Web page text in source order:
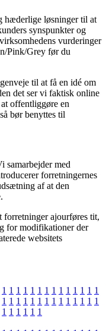
hæderlige løsninger til at
synspunkter og
vurderinger
Pink/Grey før du
til at få en idé om
det ser vi faktisk online
offentliggøre en
bør benyttes til
samarbejder med
forretningernes
af at den
ajourføres tit,
for modifikationer der
websitets
1 1 1 1 1 1 1 1 1 1 1 1 1 1
1 1 1 1 1 1 1 1 1 1 1 1 1 1
1 1 1 1 1 1